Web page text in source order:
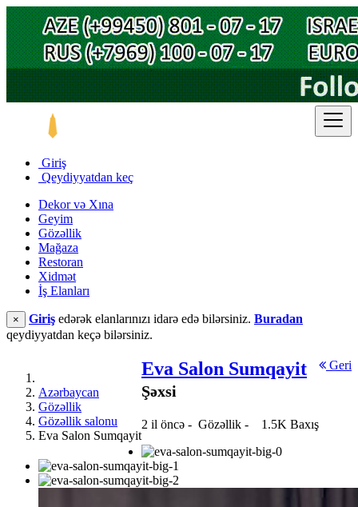
Giriş
Qeydiyyatdan keç
Dekor və Xına
Geyim
Gözəllik
Mağaza
Restoran
Xidmət
İş Elanları
× Giriş edərək elanlarınızı idarə edə bilərsiniz. Buradan
qeydiyyatdan keçə bilərsiniz.
Azərbaycan
Gözəllik
Gözəllik salonu
Eva Salon Sumqayit
Geri
Eva Salon Sumqayit
Şəxsi
2 il öncə - Gözəllik - 1.5K Baxış